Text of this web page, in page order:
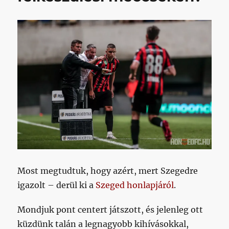
Most megtudtuk, hogy azért, mert Szegedre
igazolt – derül ki a Szeged honlapjáról.
Mondjuk pont centert játszott, és jelenleg ott
küzdünk talán a legnagyobb kihívásokkal,